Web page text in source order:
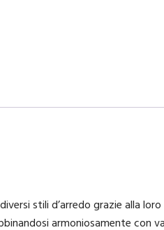
stili d’arredo grazie alla
armoniosamente con